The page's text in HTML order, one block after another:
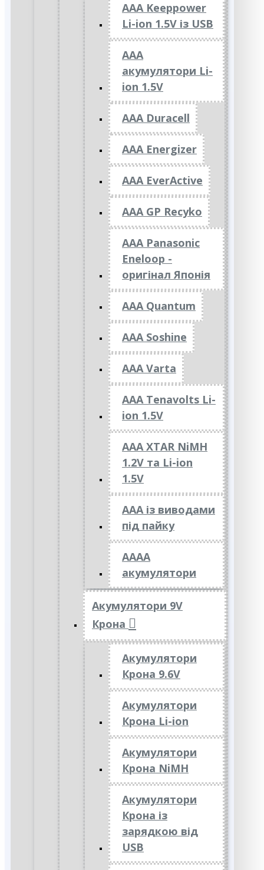
AAA Keeppower
Li-ion 1.5V із USB
ААА
акумулятори Li-
ion 1.5V
AAA Duracell
AAA Energizer
AAA EverActive
AAA GP Recyko
AAA Panasonic
Eneloop -
оригінал Японія
AAA Quantum
AAA Soshine
AAA Varta
AAA Tenavolts Li-
ion 1.5V
AAA XTAR NiMH
1.2V та Li-ion
1.5V
ААА із виводами
під пайку
АААА
акумулятори
Акумулятори 9V
Крона
Акумулятори
Крона 9.6V
Акумулятори
Крона Li-ion
Акумулятори
Крона NiMH
Акумулятори
Крона із
зарядкою від
USB